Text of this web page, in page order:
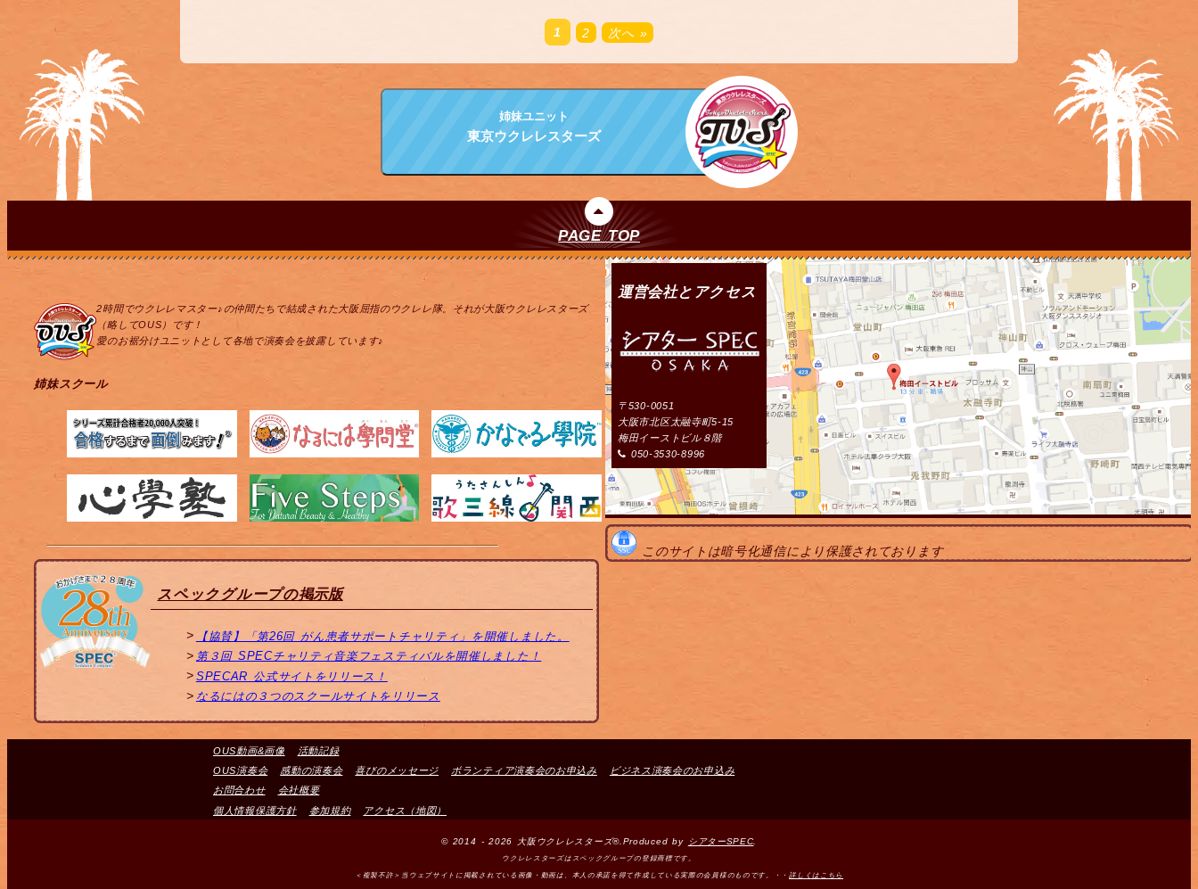
1 2 次へ »
姉妹ユニット
東京ウクレレスターズ
PAGE TOP
2時間でウクレレマスター♪の仲間たちで結成された大阪屈指のウクレレ隊。それが大阪ウクレレスターズ
（略してOUS）です！
愛のお裾分けユニットとして各地で演奏会を披露しています♪
姉妹スクール
スペックグループの掲示版
【協賛】「第26回 がん患者サポートチャリティ」を開催しました。
第３回 SPECチャリティ音楽フェスティバルを開催しました！
SPECAR 公式サイトをリリース！
なるにはの３つのスクールサイトをリリース
運営会社とアクセス
〒530-0051
大阪市北区太融寺町5-15
梅田イーストビル８階
050-3530-8996
このサイトは暗号化通信により保護されております
OUS動画&画像
活動記録
OUS演奏会
感動の演奏会 喜びのメッセージ ボランティア演奏会のお申込み
ビジネス演奏会のお申込み
お問合わせ
会社概要
個人情報保護方針
参加規約 アクセス（地図）
© 2014 - 2026 大阪ウクレレスターズ®.Produced by シアターSPEC.
ウクレレスターズはスペックグループの登録商標です。
＜複製不許＞当ウェブサイトに掲載されている画像・動画は、本人の承諾を得て作成している実際の会員様のものです。・・詳しくはこちら